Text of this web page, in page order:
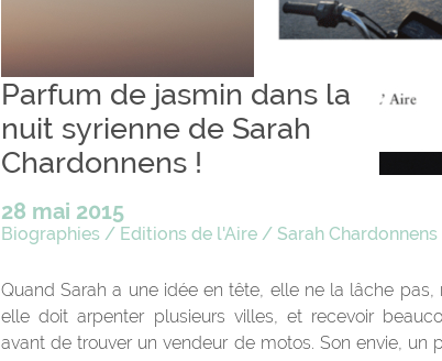
Parfum de jasmin dans la
nuit syrienne de Sarah
Chardonnens !
28 mai 2015
Biographies/ Editions de l'Aire/ Sarah Chardonnens
Quand Sarah a une idée en tête, elle ne la lâche
elle doit arpenter plusieurs villes, et recevoir
avant de trouver un vendeur de motos. Son envie, un